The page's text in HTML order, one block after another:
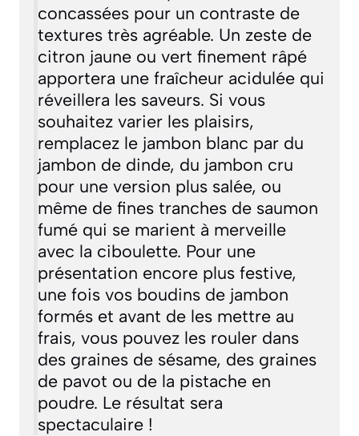
concassées pour un contraste de
textures très agréable. Un zeste de
citron jaune ou vert finement râpé
apportera une fraîcheur acidulée qui
réveillera les saveurs. Si vous
souhaitez varier les plaisirs,
remplacez le jambon blanc par du
jambon de dinde, du jambon cru
pour une version plus salée, ou
même de fines tranches de saumon
fumé qui se marient à merveille
avec la ciboulette. Pour une
présentation encore plus festive,
une fois vos boudins de jambon
formés et avant de les mettre au
frais, vous pouvez les rouler dans
des graines de sésame, des graines
de pavot ou de la pistache en
poudre. Le résultat sera
spectaculaire !